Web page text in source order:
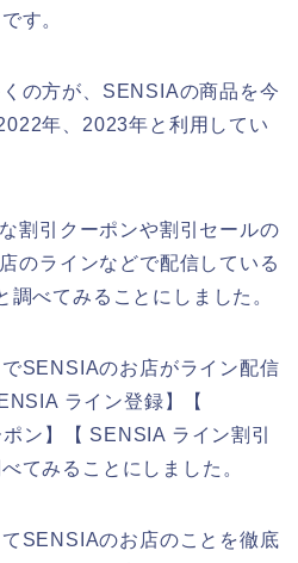
す。
の方が、SENSIAの商品を今
年、2023年と利用してい
割引クーポンや割引セールの
のラインなどで配信している
べてみることにしました。
SENSIAのお店がライン配信
ライン登録】【
ン】【 SENSIA ライン割引
てみることにしました。
SENSIAのお店のことを徹底